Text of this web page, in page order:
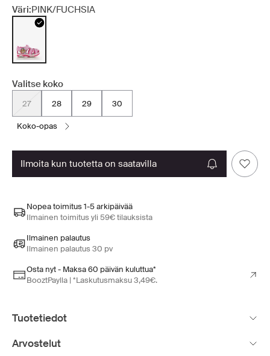
Väri:PINK/FUCHSIA
Valitse koko
27 28 29 30
koko-opas
ilmoita kun tuotetta on saatavilla
Nopea toimitus 1-5 arkipäivää
Ilmainen toimitus yli 59€ tilauksista
Ilmainen palautus
Ilmainen palautus 30 pv
Osta nyt - Maksa 60 päivän kuluttua*
BooztPaylla | *Laskutusmaksu 3,49€.
Tuotetiedot
Arvostelut